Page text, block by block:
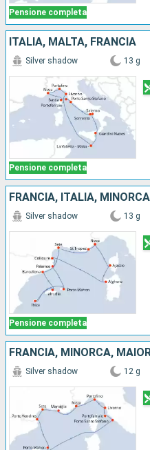
Pensione completa
ITALIA, MALTA, FRANCIA
Pensione completa
Silver shadow 13 g
Pensione completa
Silver shadow 13 g
FRANCIA, MINORCA,
Silver shadow 12 g